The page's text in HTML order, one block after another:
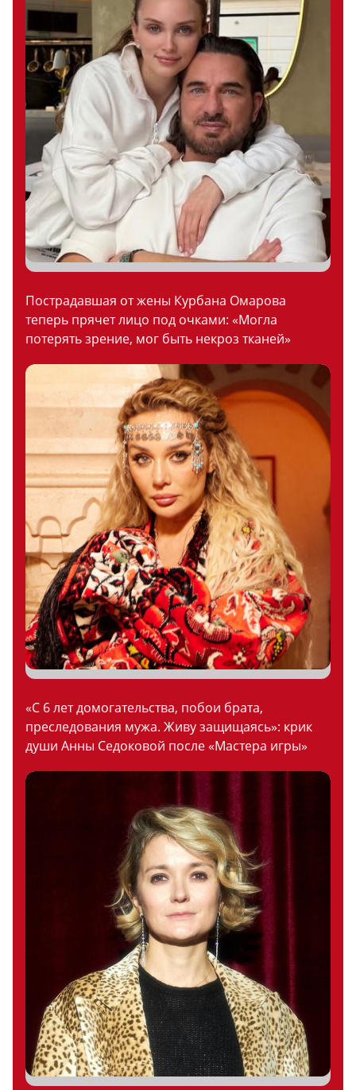
Пострадавшая от жены Курбана Омарова
теперь прячет лицо под очками: «Могла
потерять зрение, мог быть некроз тканей»
«С 6 лет домогательства, побои брата,
преследования мужа. Живу защищаясь»: крик
души Анны Седоковой после «Мастера игры»